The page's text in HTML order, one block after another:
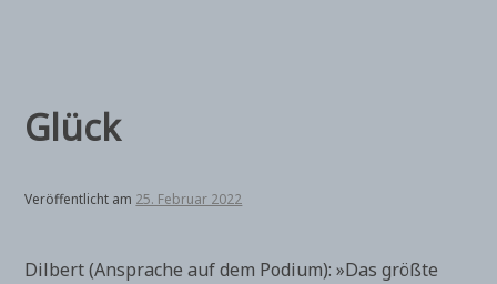
Glück
Veröffentlicht am 25. Februar 2022
Dilbert (Ansprache auf dem Podium): »Das größte